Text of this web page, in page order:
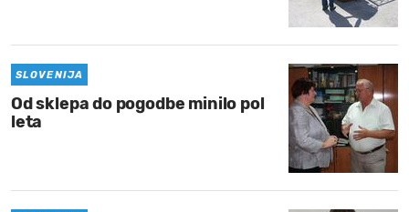
MOJ
SLOVENIJA
Od sklepa do pogodbe minilo pol
leta